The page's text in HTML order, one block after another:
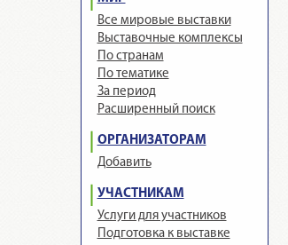
Все мировые выставки
Выставочные комплексы
По странам
По тематике
За период
Расширенный поиск
ОРГАНИЗАТОРАМ
Добавить
УЧАСТНИКАМ
Услуги для участников
Подготовка к выставке